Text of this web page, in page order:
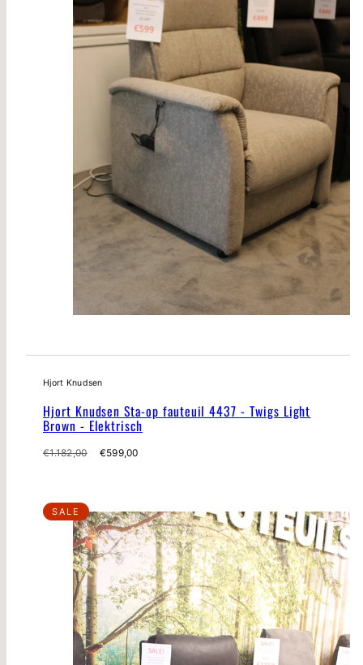
Hjort Knudsen
Hjort Knudsen Sta-op fauteuil 4437 - Twigs Light
Brown - Elektrisch
Normale
€1.182,00 Verkoopprijs
€599,00
SALE